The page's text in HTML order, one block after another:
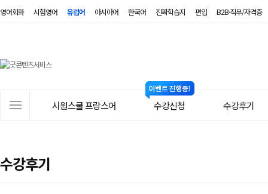
영어회화 시험영어 유럽어 아시아어 한국어 진짜학습지 편입 B2B·직무/자격증
뉴
시원스쿨 프랑스어 수강신청 수강후기
수강후기